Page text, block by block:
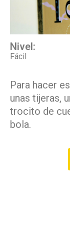
Nivel:
Fácil
Para hacer
unas tijeras,
trocito de
bola.